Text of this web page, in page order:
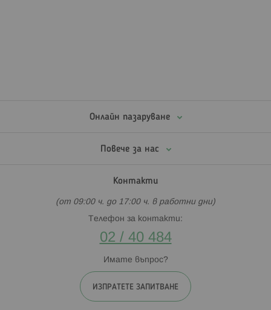
Онлайн пазаруване
Повече за нас
Контакти
(от 09:00 ч. до 17:00 ч. в работни дни)
Телефон за контакти:
02 / 40 484
Имате въпрос?
ИЗПРАТЕТЕ ЗАПИТВАНЕ